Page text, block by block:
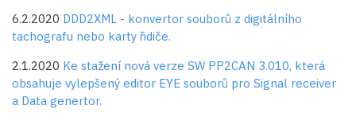
6.2.2020 DDD2XML - konvertor souborů z digitálního
tachografu nebo karty řidiče.
2.1.2020 Ke stažení nová verze SW PP2CAN 3.010, která
obsahuje vylepšený editor EYE souborů pro Signal receiver
a Data genertor.